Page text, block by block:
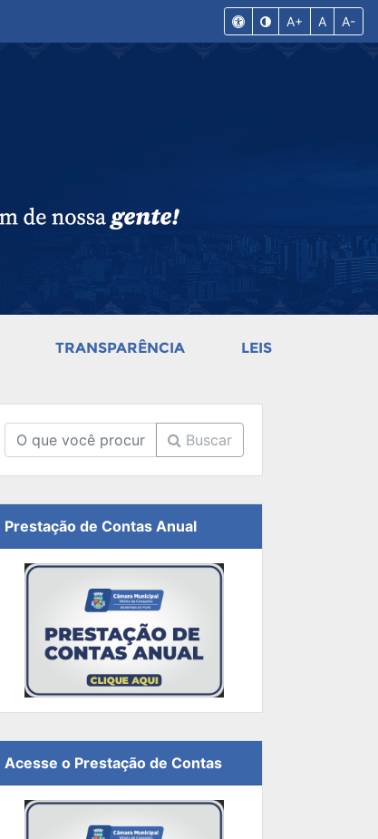
A+ A A-
TRANSPARÊNCIA
LEIS
Buscar
Prestação de Contas Anual
Acesse o Prestação de Contas